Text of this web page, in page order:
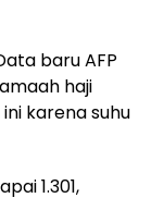
baru AFP
haji
karena suhu
1.301,